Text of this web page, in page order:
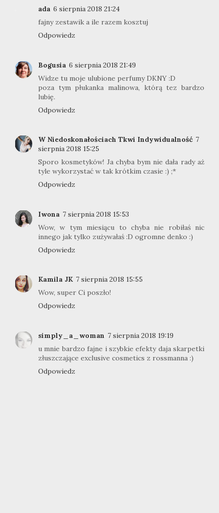
ada 6 sierpnia 2018 21:24
fajny zestawik a ile razem kosztuj
Odpowiedz
Bogusia 6 sierpnia 2018 21:49
Widze tu moje ulubione perfumy DKNY :D
poza tym płukanka malinowa, którą tez bardzo
lubię.
Odpowiedz
W Niedoskonałościach Tkwi Indywidualność 7
sierpnia 2018 15:25
Sporo kosmetyków! Ja chyba bym nie dała rady aż
tyle wykorzystać w tak krótkim czasie :) ;*
Odpowiedz
Iwona 7 sierpnia 2018 15:53
Wow, w tym miesiącu to chyba nie robiłaś nic
innego jak tylko zużywałaś :D ogromne denko :)
Odpowiedz
Kamila JK 7 sierpnia 2018 15:55
Wow, super Ci poszło!
Odpowiedz
simply_a_woman 7 sierpnia 2018 19:19
u mnie bardzo fajne i szybkie efekty daja skarpetki
złuszczające exclusive cosmetics z rossmanna :)
Odpowiedz